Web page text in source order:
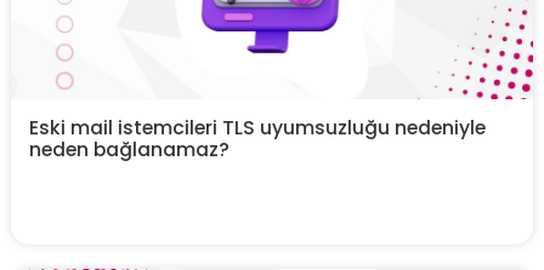
Eski mail istemcileri TLS uyumsuzluğu nedeniyle
neden bağlanamaz?